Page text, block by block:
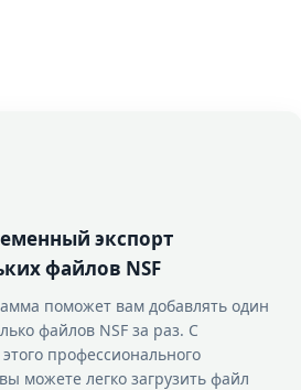
экспорт
файлов NSF
поможет вам добавлять один
файлов NSF за раз. С
профессионального
можете легко загрузить файл